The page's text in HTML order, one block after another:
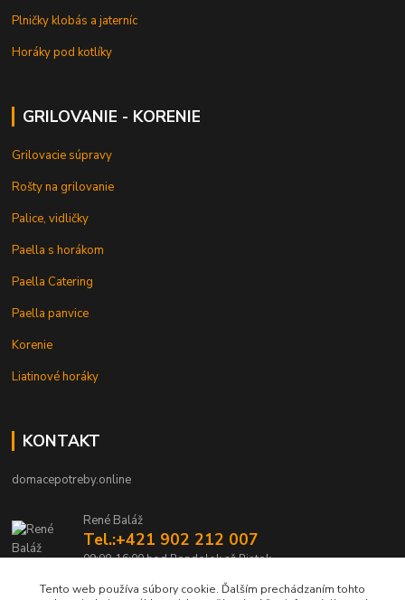
Plničky klobás a jaterníc
Horáky pod kotlíky
GRILOVANIE - KORENIE
Grilovacie súpravy
Rošty na grilovanie
Palice, vidličky
Paella s horákom
Paella Catering
Paella panvice
Korenie
Liatinové horáky
KONTAKT
domacepotreby.online
René Baláž
Tel.:+421 902 212 007
09:00-16:00 hod Pondelok až Piatok
info@domacepotreby.online
Tento web používa súbory cookie. Ďalším prechádzaním tohto